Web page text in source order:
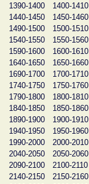
1390-1400
1400-1410
1440-1450
1450-1460
1490-1500
1500-1510
1540-1550
1550-1560
1590-1600
1600-1610
1640-1650
1650-1660
1690-1700
1700-1710
1740-1750
1750-1760
1790-1800
1800-1810
1840-1850
1850-1860
1890-1900
1900-1910
1940-1950
1950-1960
1990-2000
2000-2010
2040-2050
2050-2060
2090-2100
2100-2110
2140-2150
2150-2160